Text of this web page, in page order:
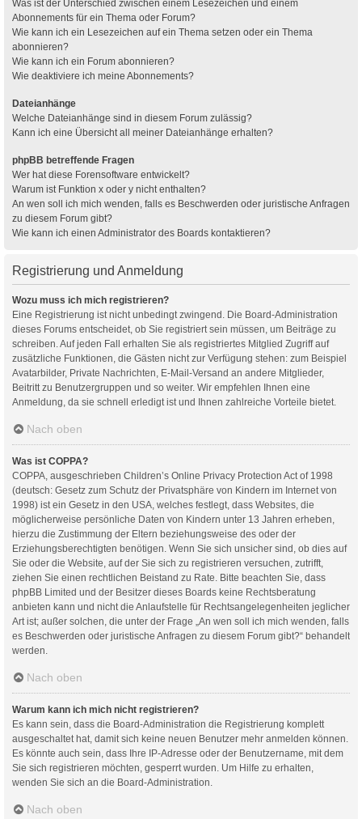
Was ist der Unterschied zwischen einem Lesezeichen und einem
Abonnements für ein Thema oder Forum?
Wie kann ich ein Lesezeichen auf ein Thema setzen oder ein Thema
abonnieren?
Wie kann ich ein Forum abonnieren?
Wie deaktiviere ich meine Abonnements?
Dateianhänge
Welche Dateianhänge sind in diesem Forum zulässig?
Kann ich eine Übersicht all meiner Dateianhänge erhalten?
phpBB betreffende Fragen
Wer hat diese Forensoftware entwickelt?
Warum ist Funktion x oder y nicht enthalten?
An wen soll ich mich wenden, falls es Beschwerden oder juristische Anfragen
zu diesem Forum gibt?
Wie kann ich einen Administrator des Boards kontaktieren?
Registrierung und Anmeldung
Wozu muss ich mich registrieren?
Eine Registrierung ist nicht unbedingt zwingend. Die Board-Administration
dieses Forums entscheidet, ob Sie registriert sein müssen, um Beiträge zu
schreiben. Auf jeden Fall erhalten Sie als registriertes Mitglied Zugriff auf
zusätzliche Funktionen, die Gästen nicht zur Verfügung stehen: zum Beispiel
Avatarbilder, Private Nachrichten, E-Mail-Versand an andere Mitglieder,
Beitritt zu Benutzergruppen und so weiter. Wir empfehlen Ihnen eine
Anmeldung, da sie schnell erledigt ist und Ihnen zahlreiche Vorteile bietet.
Nach oben
Was ist COPPA?
COPPA, ausgeschrieben Children’s Online Privacy Protection Act of 1998
(deutsch: Gesetz zum Schutz der Privatsphäre von Kindern im Internet von
1998) ist ein Gesetz in den USA, welches festlegt, dass Websites, die
möglicherweise persönliche Daten von Kindern unter 13 Jahren erheben,
hierzu die Zustimmung der Eltern beziehungsweise des oder der
Erziehungsberechtigten benötigen. Wenn Sie sich unsicher sind, ob dies auf
Sie oder die Website, auf der Sie sich zu registrieren versuchen, zutrifft,
ziehen Sie einen rechtlichen Beistand zu Rate. Bitte beachten Sie, dass
phpBB Limited und der Besitzer dieses Boards keine Rechtsberatung
anbieten kann und nicht die Anlaufstelle für Rechtsangelegenheiten jeglicher
Art ist; außer solchen, die unter der Frage „An wen soll ich mich wenden, falls
es Beschwerden oder juristische Anfragen zu diesem Forum gibt?“ behandelt
werden.
Nach oben
Warum kann ich mich nicht registrieren?
Es kann sein, dass die Board-Administration die Registrierung komplett
ausgeschaltet hat, damit sich keine neuen Benutzer mehr anmelden können.
Es könnte auch sein, dass Ihre IP-Adresse oder der Benutzername, mit dem
Sie sich registrieren möchten, gesperrt wurden. Um Hilfe zu erhalten,
wenden Sie sich an die Board-Administration.
Nach oben